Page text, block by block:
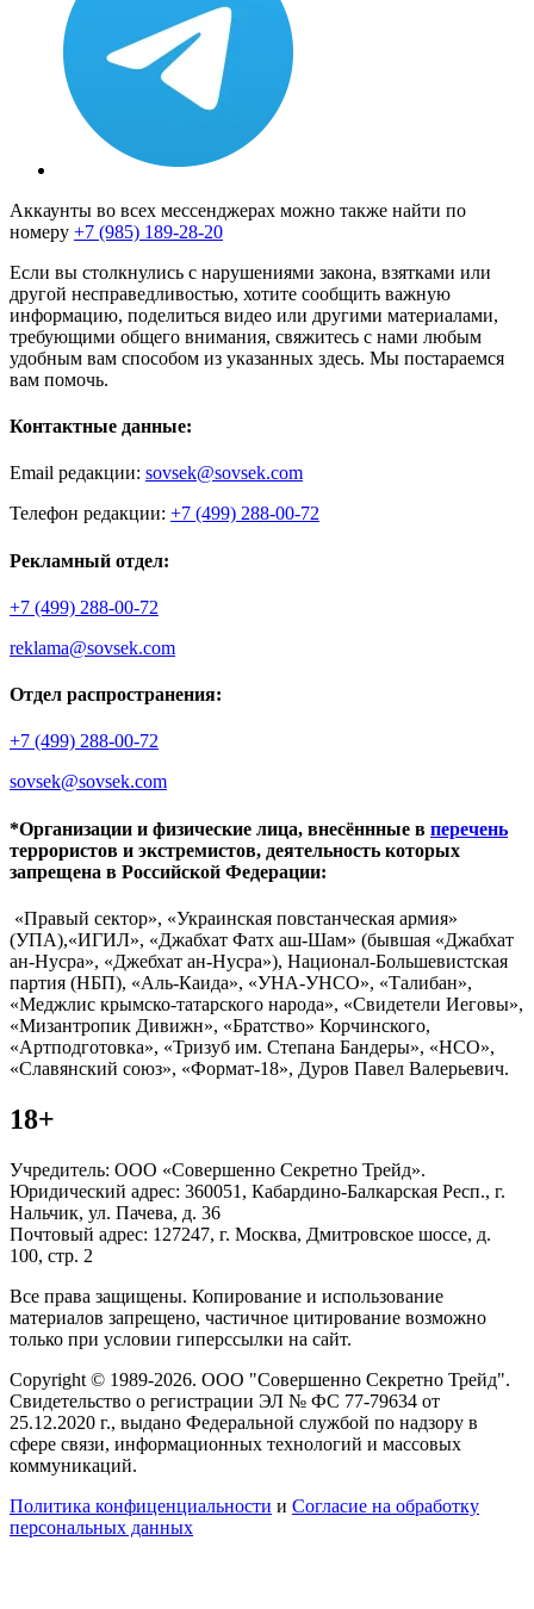
Аккаунты во всех мессенджерах можно также найти по
номеру +7 (985) 189-28-20
Если вы столкнулись с нарушениями закона, взятками или
другой несправедливостью, хотите сообщить важную
информацию, поделиться видео или другими материалами,
требующими общего внимания, свяжитесь с нами любым
удобным вам способом из указанных здесь. Мы постараемся
вам помочь.
Контактные данные:
Email редакции: sovsek@sovsek.com
Телефон редакции: +7 (499) 288-00-72
Рекламный отдел:
+7 (499) 288-00-72
reklama@sovsek.com
Отдел распространения:
+7 (499) 288-00-72
sovsek@sovsek.com
*Организации и физические лица, внесённные в перечень
террористов и экстремистов, деятельность которых
запрещена в Российской Федерации:
«Правый сектор», «Украинская повстанческая армия»
(УПА),«ИГИЛ», «Джабхат Фатх аш-Шам» (бывшая «Джабхат
ан-Нусра», «Джебхат ан-Нусра»), Национал-Большевистская
партия (НБП), «Аль-Каида», «УНА-УНСО», «Талибан»,
«Меджлис крымско-татарского народа», «Свидетели Иеговы»,
«Мизантропик Дивижн», «Братство» Корчинского,
«Артподготовка», «Тризуб им. Степана Бандеры», «НСО»,
«Славянский союз», «Формат-18», Дуров Павел Валерьевич.
18+
Учредитель: ООО «Совершенно Секретно Трейд».
Юридический адрес: 360051, Кабардино-Балкарская Респ., г.
Нальчик, ул. Пачева, д. 36
Почтовый адрес: 127247, г. Москва, Дмитровское шоссе, д.
100, стр. 2
Все права защищены. Копирование и использование
материалов запрещено, частичное цитирование возможно
только при условии гиперссылки на сайт.
Copyright © 1989-2026. ООО "Совершенно Секретно Трейд".
Свидетельство о регистрации ЭЛ № ФС 77-79634 от
25.12.2020 г., выдано Федеральной службой по надзору в
сфере связи, информационных технологий и массовых
коммуникаций.
Политика конфиценциальности и Согласие на обработку
персональных данных